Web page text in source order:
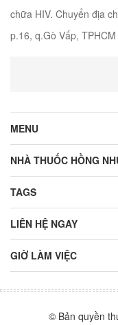
chữa HIV. Chuyển địa
p.16, q.Gò Vấp, TPHCM
MENU
NHÀ THUỐC HỒNG
TAGS
LIÊN HỆ NGAY
GIỜ LÀM VIỆC
© Bản quyền